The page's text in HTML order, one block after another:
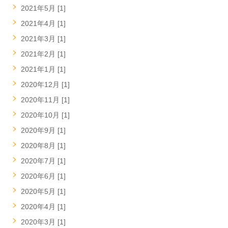
2021年5月 [1]
2021年4月 [1]
2021年3月 [1]
2021年2月 [1]
2021年1月 [1]
2020年12月 [1]
2020年11月 [1]
2020年10月 [1]
2020年9月 [1]
2020年8月 [1]
2020年7月 [1]
2020年6月 [1]
2020年5月 [1]
2020年4月 [1]
2020年3月 [1]